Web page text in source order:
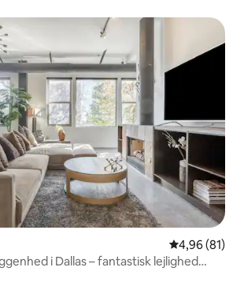
4,96 ud af 5 i
4,96 (81)
i Dallas – fantastisk lejlighed